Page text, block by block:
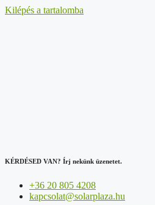
Kilépés a tartalomba
KÉRDÉSED VAN? Írj nekünk üzenetet.
+36 20 805 4208
kapcsolat@solarplaza.hu